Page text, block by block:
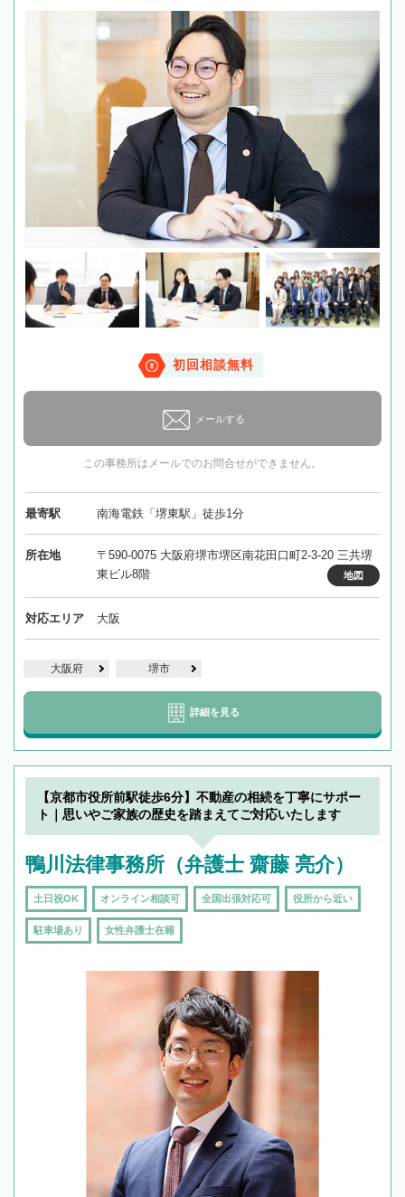
初回相談無料
メールする
この事務所はメールでのお問合せができません。
最寄駅 南海電鉄「堺東駅」徒歩1分
所在地
〒590-0075 大阪府堺市堺区南花田口町2-3-20 三共堺
東ビル8階
地図
対応エリア 大阪
大阪府 堺市
詳細を見る
【京都市役所前駅徒歩6分】不動産の相続を丁寧にサポー
ト｜思いやご家族の歴史を踏まえてご対応いたします
鴨川法律事務所（弁護士 齋藤 亮介）
土日祝OK オンライン相談可 全国出張対応可 役所から近い
駐車場あり 女性弁護士在籍